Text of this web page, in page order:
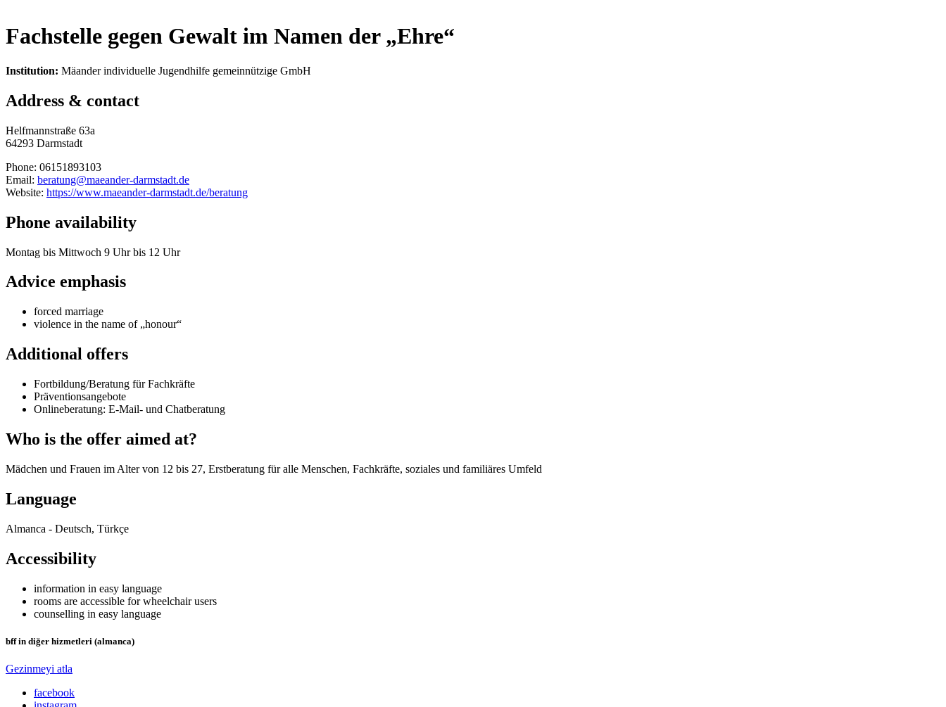
Fachstelle gegen Gewalt im Namen der „Ehre“
Institution: Mäander individuelle Jugendhilfe gemeinnützige GmbH
Address & contact
Helfmannstraße 63a
64293 Darmstadt
Phone: 06151893103
Email: beratung@maeander-darmstadt.de
Website: https://www.maeander-darmstadt.de/beratung
Phone availability
Montag bis Mittwoch 9 Uhr bis 12 Uhr
Advice emphasis
forced marriage
violence in the name of „honour“
Additional offers
Fortbildung/Beratung für Fachkräfte
Präventionsangebote
Onlineberatung: E-Mail- und Chatberatung
Who is the offer aimed at?
Mädchen und Frauen im Alter von 12 bis 27, Erstberatung für alle Menschen, Fachkräfte, soziales und familiäres Umfeld
Language
Almanca - Deutsch, Türkçe
Accessibility
information in easy language
rooms are accessible for wheelchair users
counselling in easy language
bff in diğer hizmetleri (almanca)
Gezinmeyi atla
facebook